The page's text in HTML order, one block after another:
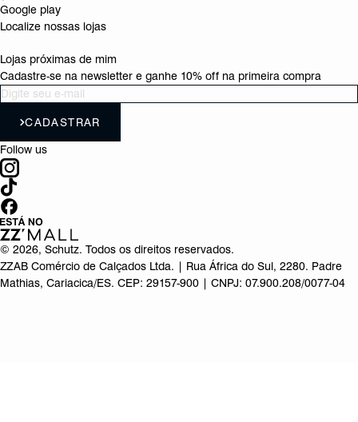
Google play
Localize nossas lojas
Lojas próximas de mim
Cadastre-se na newsletter e ganhe 10% off na primeira compra
CADASTRAR
Follow us
© 2026, Schutz. Todos os direitos reservados.
ZZAB Comércio de Calçados Ltda. | Rua África do Sul, 2280. Padre
Mathias, Cariacica/ES. CEP: 29157-900 | CNPJ: 07.900.208/0077-04